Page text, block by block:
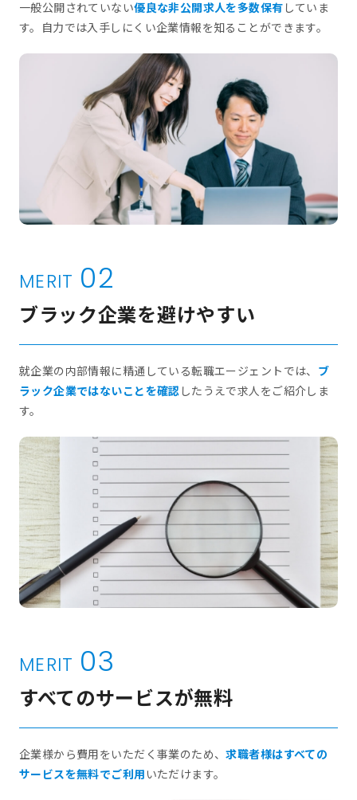
一般公開されていない優良な⾮公開求⼈を多数保有 していま
す。自力では入手しにくい企業情報を知ることができます。
MERIT 02
ブラック企業を避けやすい
就企業の内部情報に精通している転職エージェントでは、 ブ
ラック企業ではないことを確認 したうえで求人をご紹介しま
す。
MERIT 03
すべてのサービスが無料
企業様から費用をいただく事業のため、求職者様はすべての
サービスを無料でご利用いただけます。